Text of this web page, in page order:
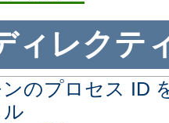
ィレクテ
のプロセス ID